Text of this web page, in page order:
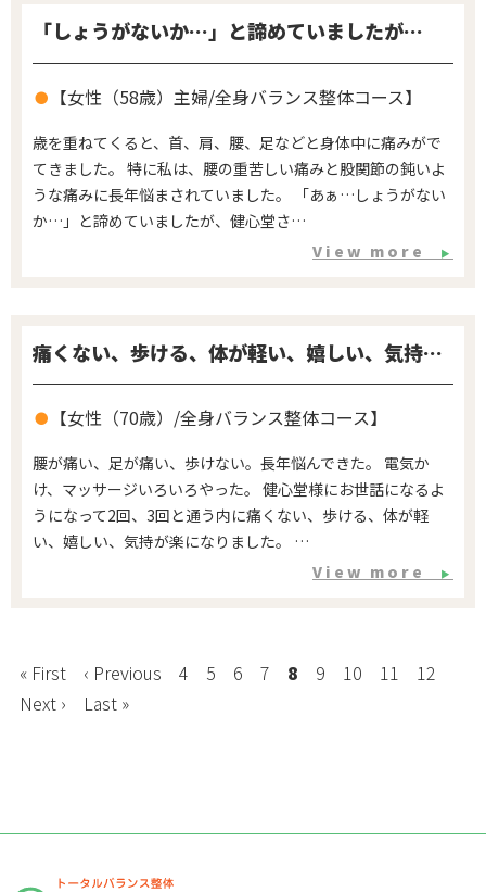
「しょうがないか…」と諦めていましたが…
【女性（58歳）主婦/全身バランス整体コース】
歳を重ねてくると、首、肩、腰、足などと身体中に痛みがで
てきました。 特に私は、腰の重苦しい痛みと股関節の鈍いよ
うな痛みに長年悩まされていました。 「あぁ…しょうがない
か…」と諦めていましたが、健心堂さ…
View more
▶
痛くない、歩ける、体が軽い、嬉しい、気持が楽に
【女性（70歳）/全身バランス整体コース】
腰が痛い、足が痛い、歩けない。長年悩んできた。 電気か
け、マッサージいろいろやった。 健心堂様にお世話になるよ
うになって2回、3回と通う内に痛くない、歩ける、体が軽
い、嬉しい、気持が楽になりました。 …
View more
▶
« First ‹ Previous 4 5 6 7 8 9 10 11
12
Next ›
Last »